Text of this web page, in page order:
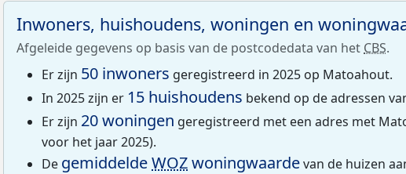
Inwoners, huishoudens, woningen en
Afgeleide gegevens op basis van de postcodedata van het CBS.
Er zijn 50 inwoners geregistreerd in 2025 op Matoahout.
In 2025 zijn er 15 huishoudens bekend op de adressen
Er zijn 20 woningen geregistreerd met een adres met
voor het jaar 2025).
De gemiddeldeWOZwoningwaardevan de huizen